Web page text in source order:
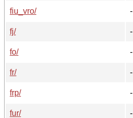
fiu_vro/
-
fj/
-
fo/
-
fr/
-
frp/
-
fur/
-